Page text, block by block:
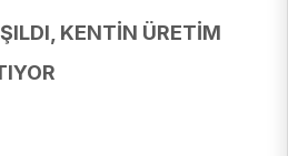
KENTİN ÜRETİM